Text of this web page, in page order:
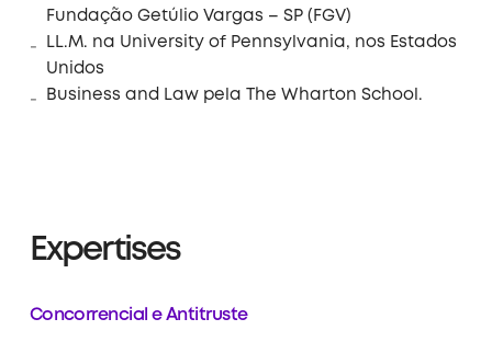
Fundação Getúlio Vargas – SP (FGV)
LL.M. na University of Pennsylvania, nos Estados
Unidos
Business and Law pela The Wharton School.
Expertises
Concorrencial e Antitruste